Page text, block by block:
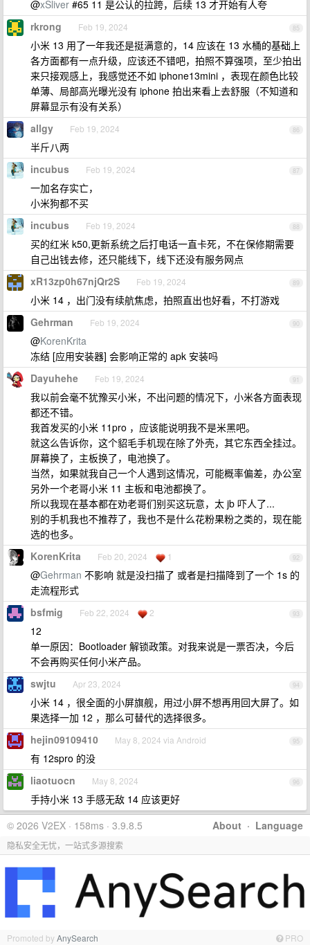
@xSliver #65 11 是公认的拉跨，后续 13 才开始有人夸
85
rkrong Feb 19, 2024
小米 13 用了一年我还是挺满意的，14 应该在 13 水桶的基础上
各方面都有一点升级，应该还不错吧，拍照不算强项，至少拍出
来只接观感上，我感觉还不如 iphone13mini ，表现在颜色比较
单薄、局部高光曝光没有 iphone 拍出来看上去舒服（不知道和
屏幕显示有没有关系）
86
allgy Feb 19, 2024
半斤八两
87
incubus Feb 19, 2024
一加名存实亡，
小米狗都不买
88
incubus Feb 19, 2024
买的红米 k50,更新系统之后打电话一直卡死，不在保修期需要
自己出钱去修，还只能线下，线下还没有服务网点
89
xR13zp0h67njQr2S Feb 19, 2024
小米 14 ，出门没有续航焦虑，拍照直出也好看，不打游戏
90
Gehrman Feb 19, 2024
@KorenKrita
冻结 [应用安装器] 会影响正常的 apk 安装吗
91
Dayuhehe Feb 19, 2024
我以前会毫不犹豫买小米，不出问题的情况下，小米各方面表现
都还不错。
我首发买的小米 11pro ，应该能说明我不是米黑吧。
就这么告诉你，这个貂毛手机现在除了外壳，其它东西全挂过。
屏幕换了，主板换了，电池换了。
当然，如果就我自己一个人遇到这情况，可能概率偏差，办公室
另外一个老哥小米 11 主板和电池都换了。
所以我现在基本都在劝老哥们别买这玩意，太 jb 吓人了...
别的手机我也不推荐了，我也不是什么花粉果粉之类的，现在能
选的也多。
92
KorenKrita Feb 20, 2024 1
@Gehrman 不影响 就是没扫描了 或者是扫描降到了一个 1s 的
走流程形式
93
bsfmig Feb 22, 2024 2
12
单一原因：Bootloader 解锁政策。对我来说是一票否决，今后
不会再购买任何小米产品。
94
swjtu Apr 23, 2024
小米 14 ，很全面的小屏旗舰，用过小屏不想再用回大屏了。如
果选择一加 12 ，那么可替代的选择很多。
95
hejin09109410 May 8, 2024 via Android
有 12spro 的没
96
liaotuocn May 8, 2024
手持小米 13 手感无敌 14 应该更好
About · Language
© 2026 V2EX · 158ms · 3.9.8.5
隐私安全无忧，一站式多源搜索
Promoted byAnySearch PRO